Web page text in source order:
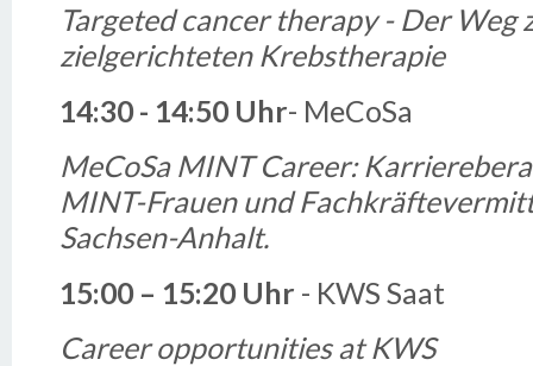
Targeted cancer therapy - Der Weg
zielgerichteten Krebstherapie
14:30 - 14:50 Uhr- MeCoSa
MeCoSa MINT Career:
MINT-Frauen und
Sachsen-Anhalt.
15:00 – 15:20 Uhr - KWS Saat
Career opportunities at KWS